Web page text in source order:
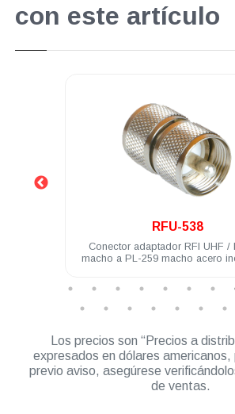
con este artículo
RFU-538
Conector adaptador RFI UHF / PL-259
macho a PL-259 macho
Los precios son “Precios a
expresados en dólares americanos,
previo aviso, asegúrese
de ventas.